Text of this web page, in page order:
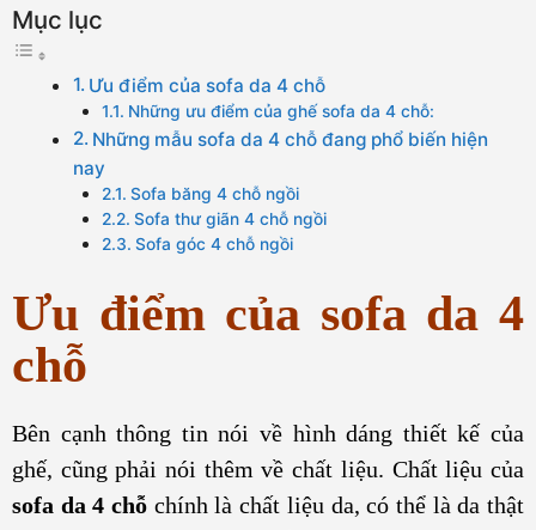
Mục lục
Ưu điểm của sofa da 4 chỗ
Những ưu điểm của ghế sofa da 4 chỗ:
Những mẫu sofa da 4 chỗ đang phổ biến hiện
nay
Sofa băng 4 chỗ ngồi
Sofa thư giãn 4 chỗ ngồi
Sofa góc 4 chỗ ngồi
Ưu điểm của sofa da 4
chỗ
Bên cạnh thông tin nói về hình dáng thiết kế của
ghế, cũng phải nói thêm về chất liệu. Chất liệu của
sofa da 4 chỗ chính là chất liệu da, có thể là da thật